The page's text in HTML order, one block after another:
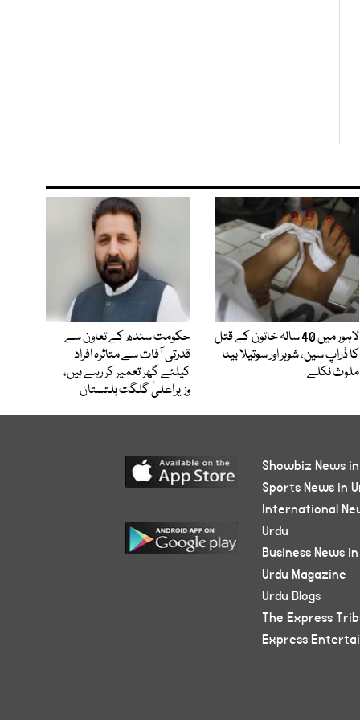
لاہور میں 40 سالہ خاتون کے قتل
کا ڈراپ سین، شوہر اور سوتیلا بیٹا
ملوث نکلے
حکومت سندھ کے تعاون سے
قدرتی آفات سے متاثرہ افراد
کیلئے گھر تعمیر کر رہے ہیں،
وزیراعلیٰ گلگت بلتستان
Showbiz News
Sports News in
International
Urdu
Business News
Urdu Magazine
Urdu Blogs
The Express
Express